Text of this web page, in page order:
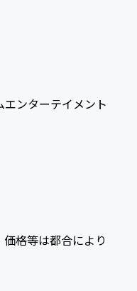
ンターテイメント
格等は都合により